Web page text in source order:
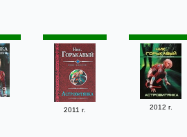
2011 г.
2012 г.